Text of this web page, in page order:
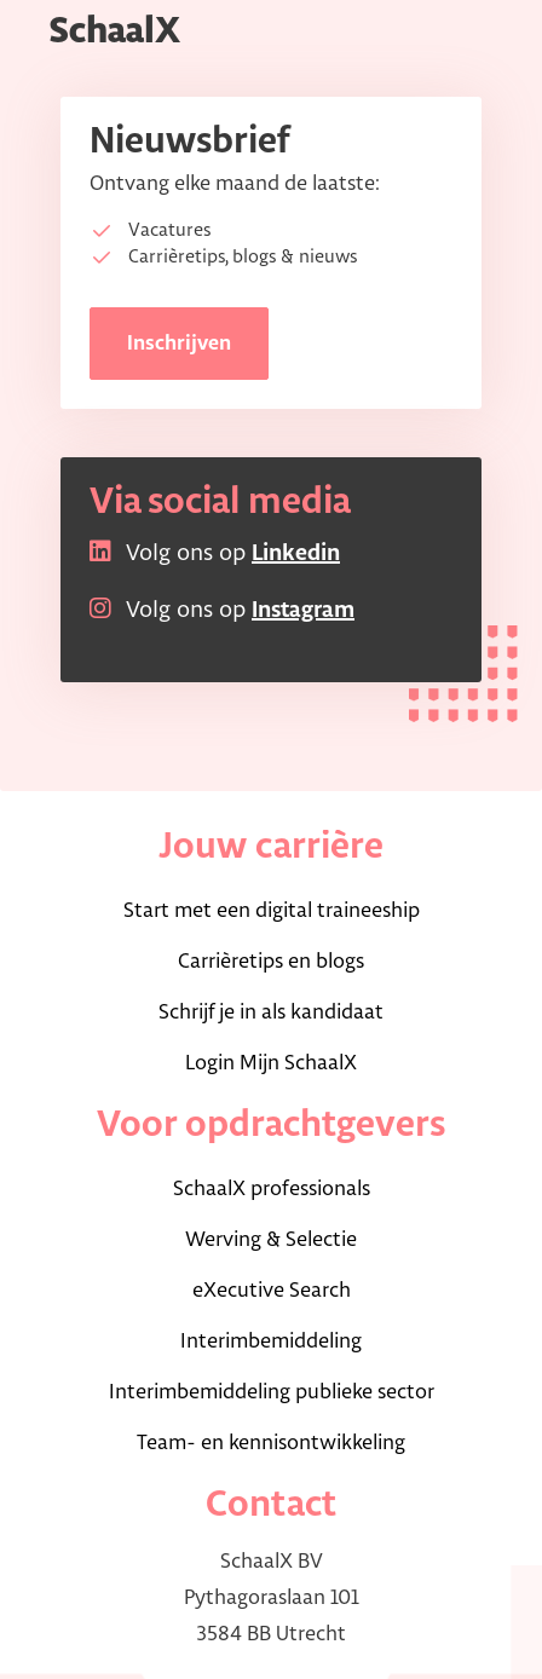
SchaalX
Nieuwsbrief
Ontvang elke maand de laatste:
Vacatures
Carrièretips, blogs & nieuws
Inschrijven
Via social media
Volg ons op Linkedin
Volg ons op Instagram
Jouw carrière
Start met een digital traineeship
Carrièretips en blogs
Schrijf je in als kandidaat
Login Mijn SchaalX
Voor opdrachtgevers
SchaalX professionals
Werving & Selectie
eXecutive Search
Interimbemiddeling
Interimbemiddeling publieke sector
Team- en kennisontwikkeling
Contact
SchaalX BV
Pythagoraslaan 101
3584 BB Utrecht